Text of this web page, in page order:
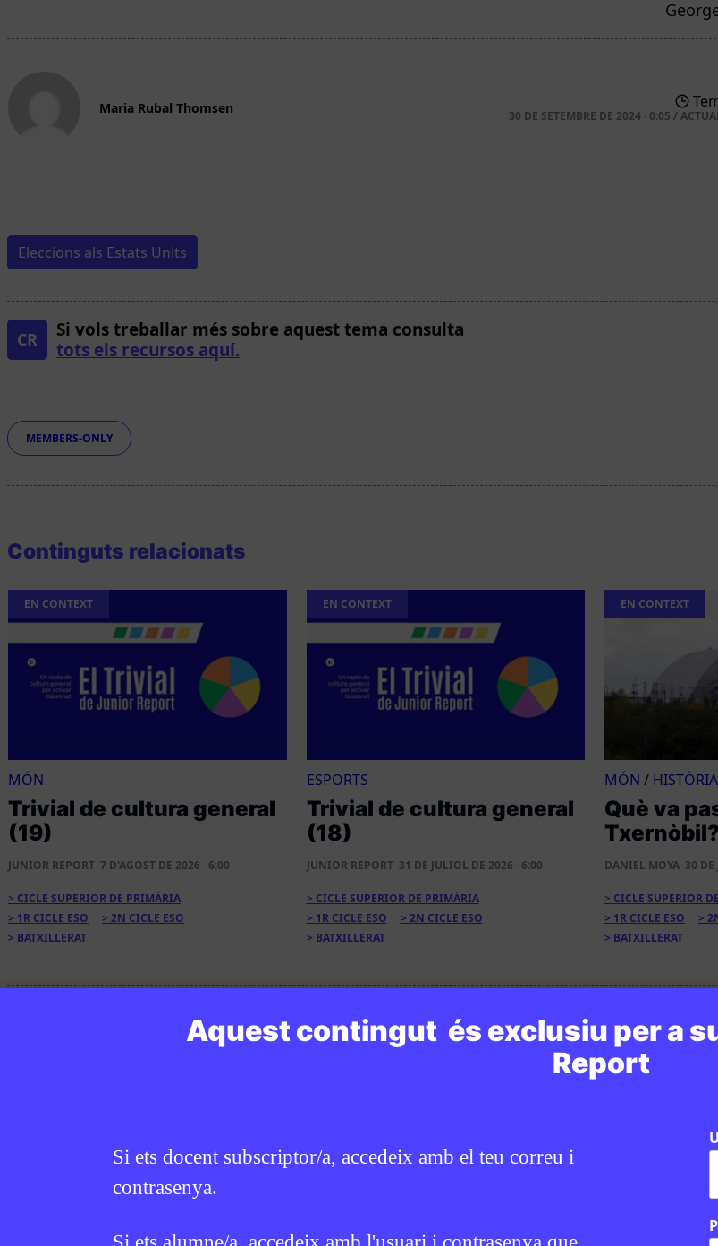
Maria Rubal Thomsen 30 DE SETEMBRE DE 2024 · 0:05 /
Aquest contingut és exclusiu per a
Report
Si ets docent subscriptor/a, accedeix amb el teu correu i
contrasenya.
Eleccions als Estats Units
CR
Si vols treballar més sobre aquest tema consulta
tots els recursos aquí.
Etiquetes
MEMBERS-ONLY
Continguts relacionats
EN CONTEXT
MÓN
Trivial de cultura general
(19)
JUNIOR REPORT 7 D'AGOST DE 2026 · 6:00
CICLE SUPERIOR DE PRIMÀRIA
1R CICLE ESO
2N CICLE ESO
BATXILLERAT
EN CONTEXT
ESPORTS
Trivial de cultura general
(18)
JUNIOR REPORT 31 DE JULIOL DE 2026 · 6:00
CICLE SUPERIOR DE PRIMÀRIA
1R CICLE ESO
2N CICLE ESO
BATXILLERAT
EN CONTEXT
MÓN / HISTÒRIA
Què va
Txernòbil?
DANIEL MOYA 30 DE
CICLE SUPERIOR
1R CICLE ESO
BATXILLERAT